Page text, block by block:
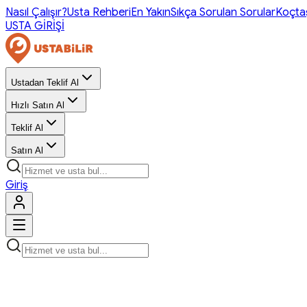
Nasıl Çalışır?Usta RehberiEn YakınSıkça Sorulan Sorular
USTA GİRİŞİ
Ustadan Teklif Al
Hızlı Satın Al
Teklif Al
Satın Al
Giriş